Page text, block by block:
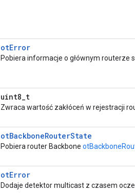
otError
Pobiera informacje o głównym routerze
uint8_t
Zwraca wartość zakłóceń w rejestracji
otBackboneRouterState
Pobiera router Backbone
otError
Dodaje detektor multicast z czasem